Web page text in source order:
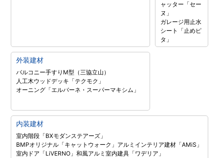
ャッター「セー
ヌ」
ガレージ用止水
シート「止めピ
タ」
外装建材
バルコニー手すりM型（三協立山）
人工木ウッドデッキ「テクモク」
オーニング「エルバーネ・スーパーマキシム」
内装建材
室内階段「BXモダンステアーズ」
BMPオリジナル「キャットウォーク」 アルミインテリア建材「AMiS」
室内ドア「LiVERNO」和風アルミ室内建具「ワデリア」